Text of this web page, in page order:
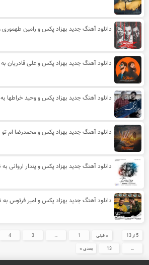
دانلود آهنگ جدید بهزاد پکس و علی قادریان
دانلود آهنگ جدید بهزاد پکس و وحید خراطها
دانلود آهنگ جدید بهزاد پکس و محمدرضا ام تو
دانلود آهنگ جدید بهزاد پکس و پندار اروانی به
دانلود آهنگ جدید بهزاد پکس و امیر فرتوس به
5 از 13 « قبلی 1
…
3
4
…
13 بعدی »